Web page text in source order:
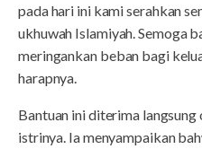
pada hari ini kami serahkan
ukhuwah Islamiyah. Semoga
meringankan beban bagi
harapnya.
Bantuan ini diterima
istrinya. Ia menyampaikan